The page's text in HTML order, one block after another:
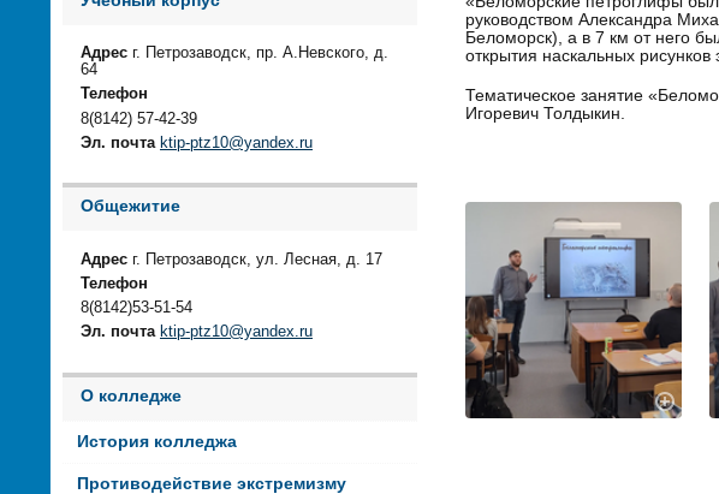
Адрес г. Петрозаводск, пр. А.Невского, д.
64
Телефон
8(8142) 57-42-39
Эл. почта ktip-ptz10@yandex.ru
Общежитие
Адрес г. Петрозаводск, ул. Лесная, д. 17
Телефон
8(8142)53-51-54
Эл. почта ktip-ptz10@yandex.ru
О колледже
История колледжа
Противодействие экстремизму
руководством Александра
Беломорск), а в 7 км от него
открытия наскальных рисунков
Тематическое занятие
Игоревич Толдыкин.